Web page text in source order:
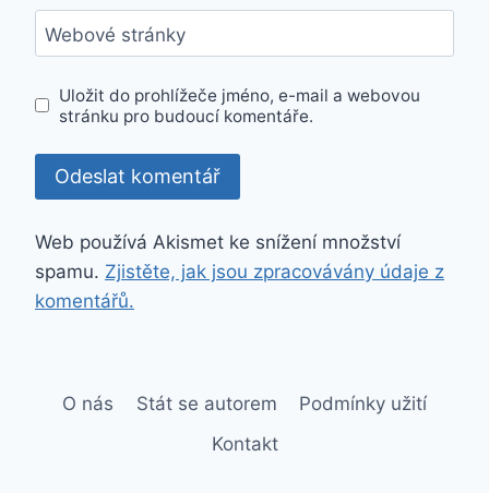
Webové stránky
Uložit do prohlížeče jméno, e-mail a webovou
stránku pro budoucí komentáře.
Web používá Akismet ke snížení množství
spamu. Zjistěte, jak jsou zpracovávány údaje z
komentářů.
O nás Stát se autorem
Podmínky užití
Kontakt